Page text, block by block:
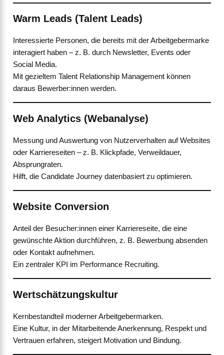
Warm Leads (Talent Leads)
Interessierte Personen, die bereits mit der Arbeitgebermarke
interagiert haben – z. B. durch Newsletter, Events oder
Social Media.
Mit gezieltem Talent Relationship Management können
daraus Bewerber:innen werden.
Web Analytics (Webanalyse)
Messung und Auswertung von Nutzerverhalten auf Websites
oder Karriereseiten – z. B. Klickpfade, Verweildauer,
Absprungraten.
Hilft, die Candidate Journey datenbasiert zu optimieren.
Website Conversion
Anteil der Besucher:innen einer Karriereseite, die eine
gewünschte Aktion durchführen, z. B. Bewerbung absenden
oder Kontakt aufnehmen.
Ein zentraler KPI im Performance Recruiting.
Wertschätzungskultur
Kernbestandteil moderner Arbeitgebermarken.
Eine Kultur, in der Mitarbeitende Anerkennung, Respekt und
Vertrauen erfahren, steigert Motivation und Bindung.